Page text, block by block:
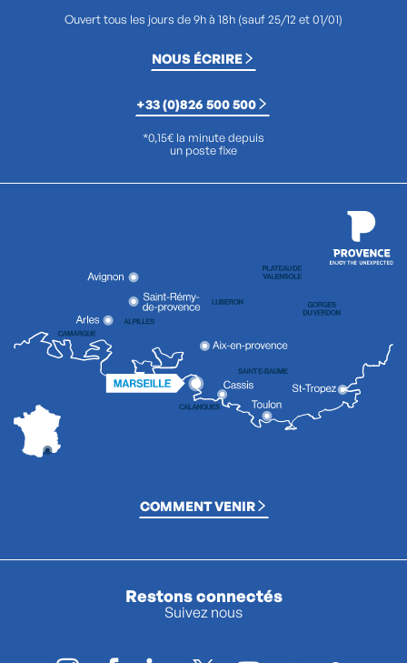
Ouvert tous les jours de 9h à 18h (sauf 25/12 et 01/01)
NOUS ÉCRIRE
+33 (0)826 500 500
*0,15€ la minute depuis
un poste fixe
COMMENT VENIR
Restons connectés
Suivez nous